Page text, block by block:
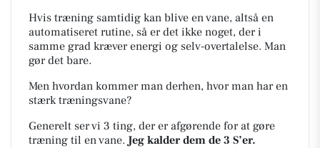
Hvis træning samtidig kan blive en vane, altså en
automatiseret rutine, så er det ikke noget, der i
samme grad kræver energi og selv-overtalelse. Man
gør det bare.
Men hvordan kommer man derhen, hvor man har en
stærk træningsvane?
Generelt ser vi 3 ting, der er afgørende for at gøre
træning til en vane. Jeg kalder dem de 3 S’er.